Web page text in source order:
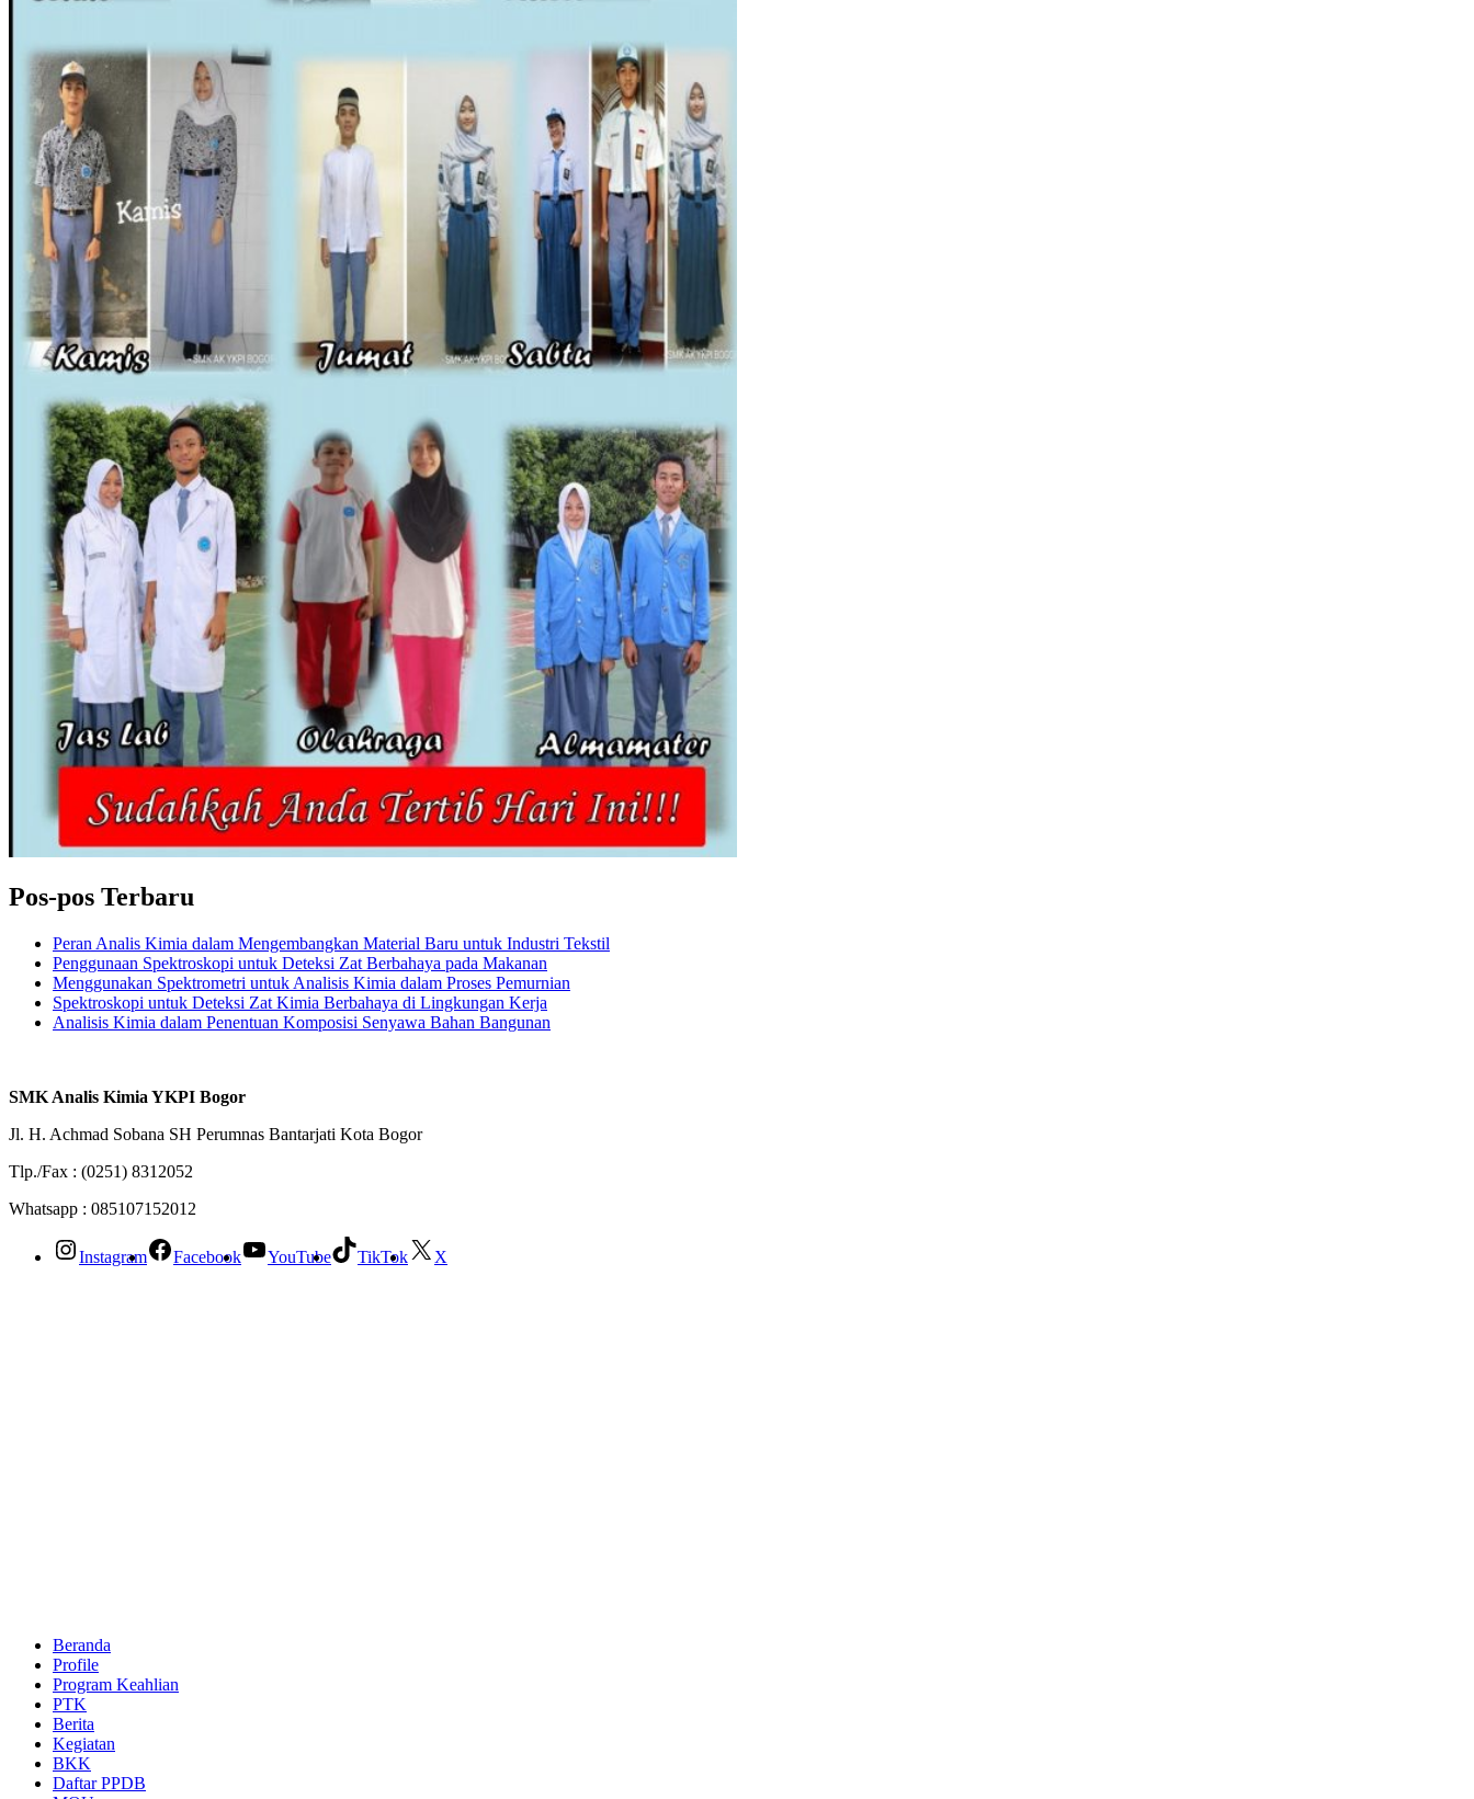
Pos-pos Terbaru
Peran Analis Kimia dalam Mengembangkan Material Baru untuk Industri Tekstil
Penggunaan Spektroskopi untuk Deteksi Zat Berbahaya pada Makanan
Menggunakan Spektrometri untuk Analisis Kimia dalam Proses Pemurnian
Spektroskopi untuk Deteksi Zat Kimia Berbahaya di Lingkungan Kerja
Analisis Kimia dalam Penentuan Komposisi Senyawa Bahan Bangunan
SMK Analis Kimia YKPI Bogor
Jl. H. Achmad Sobana SH Perumnas Bantarjati Kota Bogor
Tlp./Fax : (0251) 8312052
Whatsapp : 085107152012
Instagram Facebook YouTube TikTok X
Beranda
Profile
Program Keahlian
PTK
Berita
Kegiatan
BKK
Daftar PPDB